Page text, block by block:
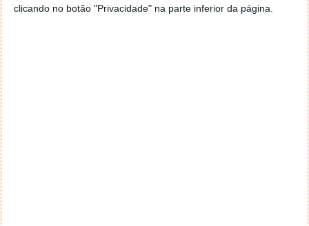
clicando no botão "Privacidade" na parte inferior da página.
Em Junho estas foram as marcas e os modelos que